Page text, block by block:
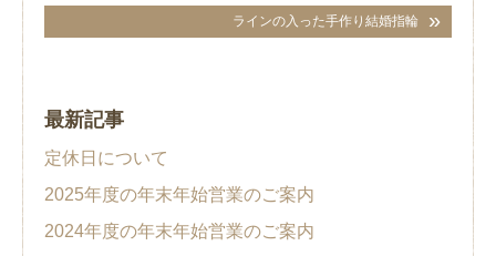
ラインの入った手作り結婚指輪
最新記事
定休日について
2025年度の年末年始営業のご案内
2024年度の年末年始営業のご案内